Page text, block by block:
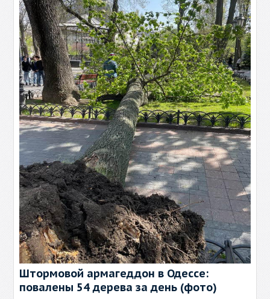
Штормовой армагеддон в Одессе:
повалены 54 дерева за день (фото)